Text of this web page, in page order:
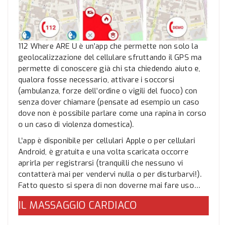
112 Where ARE U è un’app che permette non solo la
geolocalizzazione del cellulare sfruttando il GPS ma
permette di conoscere già chi sta chiedendo aiuto e,
qualora fosse necessario, attivare i soccorsi
(ambulanza, forze dell’ordine o vigili del fuoco) con
senza dover chiamare (pensate ad esempio un caso
dove non è possibile parlare come una rapina in corso
o un caso di violenza domestica).
L’app è disponibile per cellulari Apple o per cellulari
Android, è gratuita e una volta scaricata occorre
aprirla per registrarsi (tranquilli che nessuno vi
contatterà mai per vendervi nulla o per disturbarvi!).
Fatto questo si spera di non doverne mai fare uso…
IL MASSAGGIO CARDIACO